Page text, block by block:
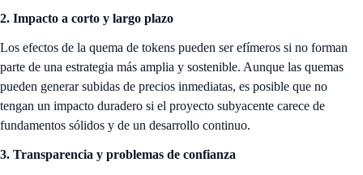
2. Impacto a corto y largo plazo
Los efectos de la quema de tokens pueden ser efímeros si no forman
parte de una estrategia más amplia y sostenible. Aunque las quemas
pueden generar subidas de precios inmediatas, es posible que no
tengan un impacto duradero si el proyecto subyacente carece de
fundamentos sólidos y de un desarrollo continuo.
3. Transparencia y problemas de confianza